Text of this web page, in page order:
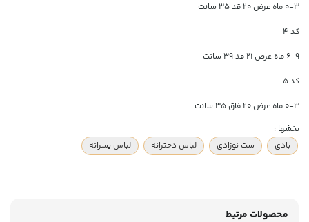
0-3 ماه عرض 20 قد 35 سانت
کد 4
6-9 ماه عرض 21 قد 39 سانت
کد 5
0-3 ماه عرض 20 فاق 35 سانت
بخشها :
بادی
ست نوزادی لباس دخترانه لباس پسرانه
محصولات مرتبط